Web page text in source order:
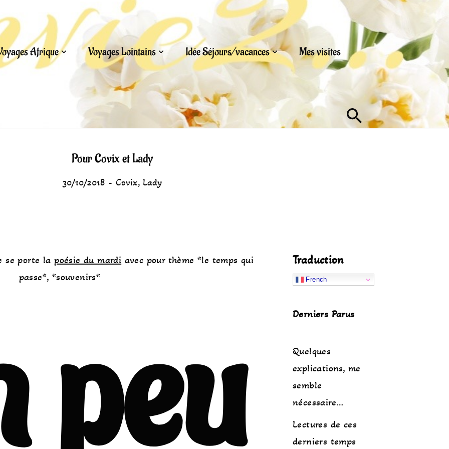
Afrique Voyages Lointains Idée Séjours/vacances Mes visites
Pour Covix et Lady
30/10/2018 Covix, Lady
se porte lapoésie du mardi avec pour thème *le temps qui
passe*, *souvenirs*
peu
Traduction
French
Derniers Parus
Quelques
explications, me
semble
nécessaire…
Lectures de ces
derniers temps